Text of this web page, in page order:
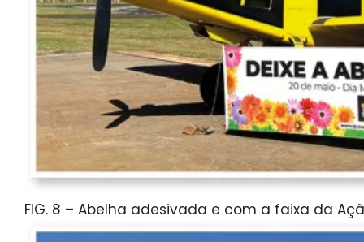
FIG. 8 – Abelha adesivada e com a faixa da